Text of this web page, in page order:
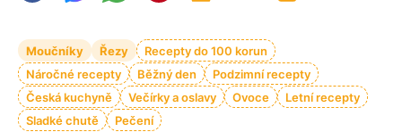
Moučníky Řezy
Recepty do 100 korun
Náročné recepty
Běžný den
Podzimní recepty
Česká kuchyně
Večírky a oslavy Ovoce
Letní recepty
Sladké chutě
Pečení